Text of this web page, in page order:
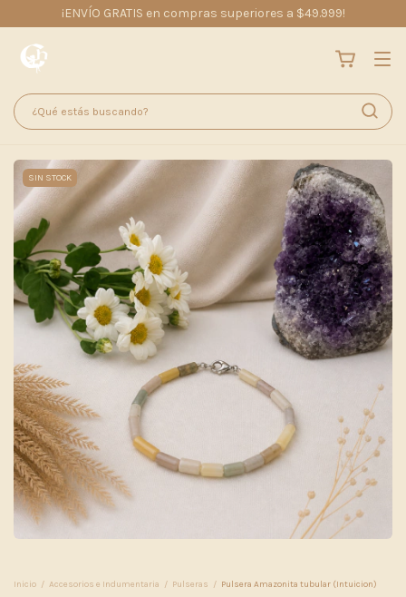
¡ENVÍO GRATIS en compras superiores a $49.999!
SIN STOCK
Inicio / Accesorios e Indumentaria / Pulseras / Pulsera Amazonita tubular (Intuicion)